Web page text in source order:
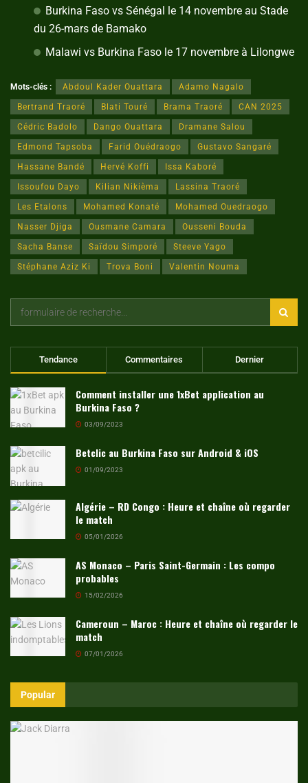
Burkina Faso vs Sénégal le 14 novembre au Stade
du 26-mars de Bamako
Malawi vs Burkina Faso le 17 novembre à Lilongwe
Mots-clés : Abdoul Kader Ouattara Adamo Nagalo
Bertrand Traoré Blati Touré Brama Traoré CAN 2025
Cédric Badolo Dango Ouattara Dramane Salou
Edmond Tapsoba Farid Ouédraogo Gustavo Sangaré
Hassane Bandé Hervé Koffi Issa Kaboré
Issoufou Dayo Kilian Nikièma Lassina Traoré
Les Etalons Mohamed Konaté Mohamed Ouedraogo
Nasser Djiga Ousmane Camara Ousseni Bouda
Sacha Banse Saïdou Simporé Steeve Yago
Stéphane Aziz Ki Trova Boni Valentin Nouma
Tendance Commentaires Dernier
Comment installer une 1xBet application au
Burkina Faso ?
03/09/2023
Betclic au Burkina Faso sur Android & iOS
01/09/2023
Algérie – RD Congo : Heure et chaîne où regarder
le match
05/01/2026
AS Monaco – Paris Saint-Germain : Les compo
probables
15/02/2026
Cameroun – Maroc : Heure et chaîne où regarder le
match
07/01/2026
Popular